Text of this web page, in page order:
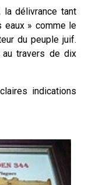
délivrance tant
eaux » comme le
du peuple juif.
au travers de dix
indications